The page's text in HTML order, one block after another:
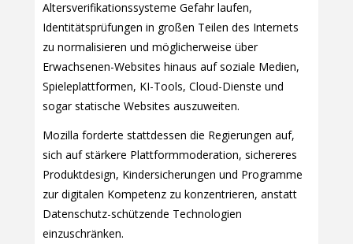
Altersverifikationssysteme Gefahr laufen,
Identitätsprüfungen in großen Teilen des Internets
zu normalisieren und möglicherweise über
Erwachsenen-Websites hinaus auf soziale Medien,
Spieleplattformen, KI-Tools, Cloud-Dienste und
sogar statische Websites auszuweiten.
Mozilla forderte stattdessen die Regierungen auf,
sich auf stärkere Plattformmoderation, sichereres
Produktdesign, Kindersicherungen und Programme
zur digitalen Kompetenz zu konzentrieren, anstatt
Datenschutz-schützende Technologien
einzuschränken.